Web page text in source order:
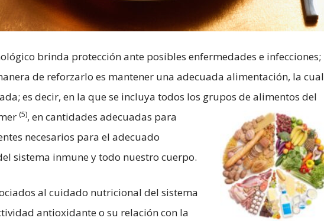
brinda protección ante posibles enfermedades e infecciones;
de reforzarlo es mantener una adecuada alimentación, la cual
es decir, en la que se incluya todos los grupos de alimentos del
(5), en cantidades adecuadas para
necesarios para el adecuado
sistema inmune y todo nuestro cuerpo.
al cuidado nutricional del sistema
antioxidante o su relación con la